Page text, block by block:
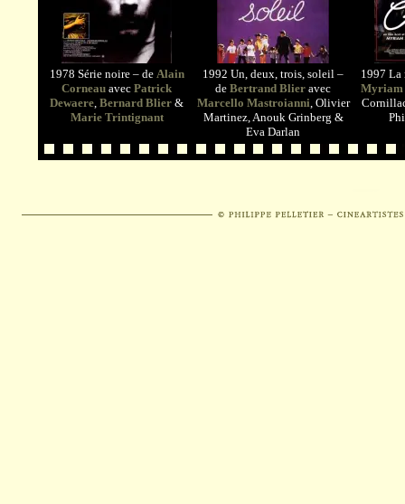
1978 Série noire – de Alain
Corneau avec Patrick
Dewaere, Bernard Blier &
Marie Trintignant
1992 Un, deux, trois, soleil –
de Bertrand Blier avec
Marcello Mastroianni, Olivier
Martinez, Anouk Grinberg &
Eva Darlan
1997 La
Myriam